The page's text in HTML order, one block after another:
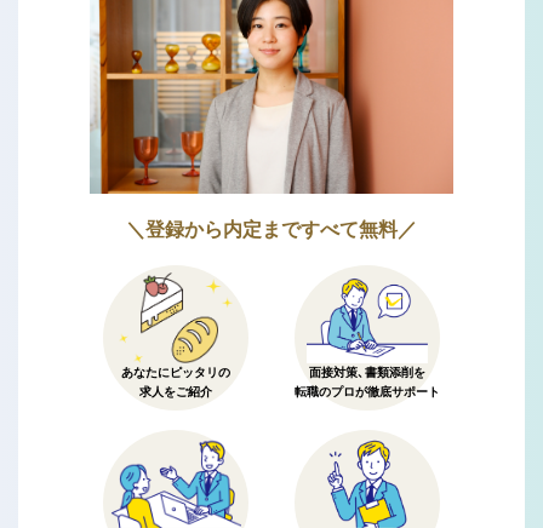
＼登録から内定まですべて無料／
あなたにピッタリの
求人をご紹介
面接対策、書類添削を
転職のプロが徹底サポート